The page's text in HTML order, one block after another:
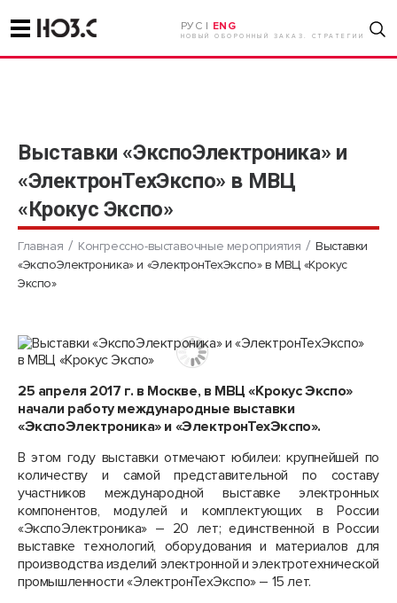
РУС | ENG
НОВЫЙ ОБОРОННЫЙ ЗАКАЗ. СТРАТЕГИИ
Выставки «ЭкспоЭлектроника» и
«ЭлектронТехЭкспо» в МВЦ
«Крокус Экспо»
Главная Конгрессно-выставочные мероприятия
Выставки
«ЭкспоЭлектроника» и «ЭлектронТехЭкспо» в МВЦ «Крокус
Экспо»
25 апреля 2017 г. в Москве, в МВЦ «Крокус Экспо»
начали работу международные выставки
«ЭкспоЭлектроника» и «ЭлектронТехЭкспо».
В этом году выставки отмечают юбилеи: крупнейшей по
количеству и самой представительной по составу
участников международной выставке электронных
компонентов, модулей и комплектующих в России
«ЭкспоЭлектроника» – 20 лет; единственной в России
выставке технологий, оборудования и материалов для
производства изделий электронной и электротехнической
промышленности «ЭлектронТехЭкспо» – 15 лет.